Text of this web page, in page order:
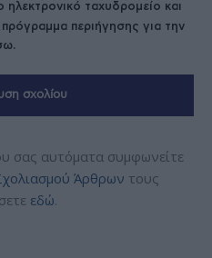
ταχυδρομείο και
περιήγησης για την
σας αυτόματα συμφωνείτε
Άρθρων τους
εδώ.